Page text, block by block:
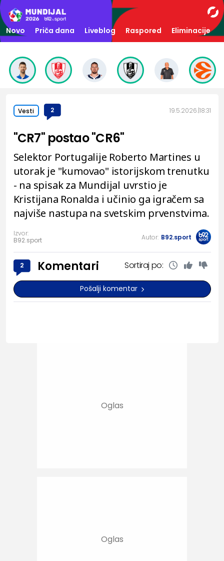
Novo Priča dana Liveblog Raspored Eliminacije
Vesti 2 19.5.2026. 18:31
"CR7" postao "CR6"
Selektor Portugalije Roberto Martines u
utorak je "kumovao" istorijskom trenutku
- na spisak za Mundijal uvrstio je
Kristijana Ronalda i učinio ga igračem sa
najviše nastupa na svetskim prvenstvima.
Izvor:
B92.sport
Autor: B92.sport
2 Komentari Sortiraj po:
Pošalji komentar